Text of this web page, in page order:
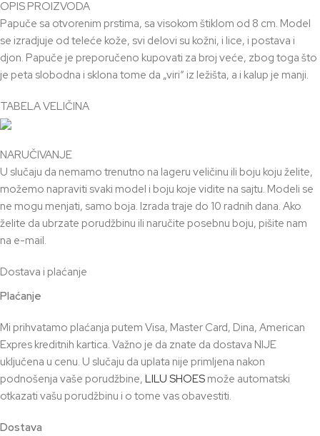
OPIS PROIZVODA
Papuče sa otvorenim prstima, sa visokom štiklom od 8 cm. Model
se izradjuje od teleće kože, svi delovi su kožni, i lice, i postava i
djon. Papuče je preporučeno kupovati za broj veće, zbog toga što
je peta slobodna i sklona tome da „viri“ iz ležišta, a i kalup je manji.
TABELA VELIČINA
NARUČIVANJE
U slučaju da nemamo trenutno na lageru veličinu ili boju koju želite,
možemo napraviti svaki model i boju koje vidite na sajtu. Modeli se
ne mogu menjati, samo boja. Izrada traje do 10 radnih dana. Ako
želite da ubrzate porudžbinu ili naručite posebnu boju, pišite nam
na e-mail.
Dostava i plaćanje
Plaćanje
Mi prihvatamo plaćanja putem Visa, Master Card, Dina, American
Expres kreditnih kartica. Važno je da znate da dostava NIJE
uključena u cenu. U slučaju da uplata nije primljena nakon
podnošenja vaše porudžbine, LILU SHOES može automatski
otkazati vašu porudžbinu i o tome vas obavestiti.
Dostava